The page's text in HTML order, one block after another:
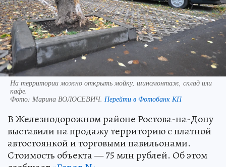
На территории можно открыть мойку, шиномонтаж, склад или
кафе.
Фото: Марина ВОЛОСЕВИЧ. Перейти в Фотобанк КП
В Железнодорожном районе Ростова-на-Дону
выставили на продажу территорию с платной
автостоянкой и торговыми павильонами.
Стоимость объекта — 75 млн рублей. Об этом